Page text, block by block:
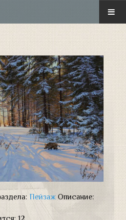
ГЛАВНАЯ
О ХУДОЖНИКЕ
ГАЛЕРЕЯ
Новые произведения
Монументальная живопись
Диорамная живопись
Иконопись
Историческая картина
Пейзаж
Пейзаж Описание: